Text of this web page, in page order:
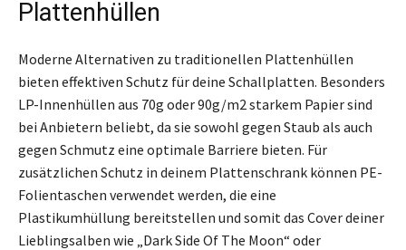
Plattenhüllen
Moderne Alternativen zu traditionellen Plattenhüllen
bieten effektiven Schutz für deine Schallplatten. Besonders
LP-Innenhüllen aus 70g oder 90g/m2 starkem Papier sind
bei Anbietern beliebt, da sie sowohl gegen Staub als auch
gegen Schmutz eine optimale Barriere bieten. Für
zusätzlichen Schutz in deinem Plattenschrank können PE-
Folientaschen verwendet werden, die eine
Plastikumhüllung bereitstellen und somit das Cover deiner
Lieblingsalben wie „Dark Side Of The Moon“ oder